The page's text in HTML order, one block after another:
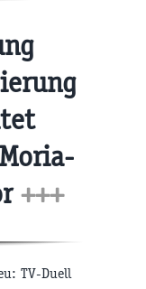
+++
TV-Duell